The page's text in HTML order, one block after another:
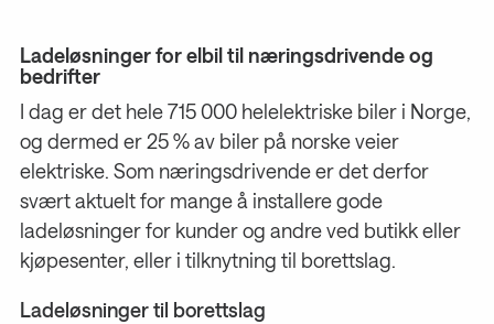
Ladeløsninger for elbil til næringsdrivende og
bedrifter
I dag er det hele 715 000 helelektriske biler i Norge,
og dermed er 25 % av biler på norske veier
elektriske. Som næringsdrivende er det derfor
svært aktuelt for mange å installere gode
ladeløsninger for kunder og andre ved butikk eller
kjøpesenter, eller i tilknytning til borettslag.
Ladeløsninger til borettslag